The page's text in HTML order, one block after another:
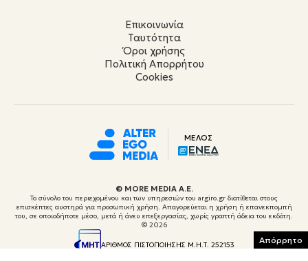
Επικοινωνία
Ταυτότητα
Όροι χρήσης
Πολιτική Απορρήτου
Cookies
ΜΕΛΟΣ
© ΜORE MEDIA Α.Ε.
Το σύνολο του περιεχομένου και των υπηρεσιών του argiro.gr διατίθεται στους
επισκέπτες αυστηρά για προσωπική χρήση. Απαγορεύεται η χρήση ή επανεκπομπή
του, σε οποιοδήποτε μέσο, μετά ή άνευ επεξεργασίας, χωρίς γραπτή άδεια του εκδότη.
© 2026
ΑΡΙΘΜΟΣ ΠΙΣΤΟΠΟΙΗΣΗΣ Μ.Η.Τ. 252153 Απόρρητο